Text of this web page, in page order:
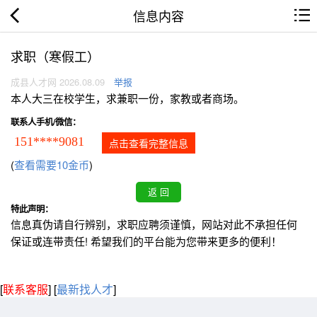
信息内容
求职（寒假工）
成县人才网 2026.08.09 举报
本人大三在校学生，求兼职一份，家教或者商场。
联系人手机/微信：
151****9081 点击查看完整信息
(查看需要10金币)
特此声明：
信息真伪请自行辨别，求职应聘须谨慎，网站对此不承担任何
保证或连带责任! 希望我们的平台能为您带来更多的便利！
[联系客服] [最新找人才]